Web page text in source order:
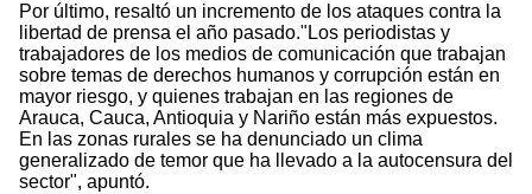
Por último, resaltó un incremento de los ataques contra la
libertad de prensa el año pasado."Los periodistas y
trabajadores de los medios de comunicación que trabajan
sobre temas de derechos humanos y corrupción están en
mayor riesgo, y quienes trabajan en las regiones de
Arauca, Cauca, Antioquia y Nariño están más expuestos.
En las zonas rurales se ha denunciado un clima
generalizado de temor que ha llevado a la autocensura del
sector", apuntó.